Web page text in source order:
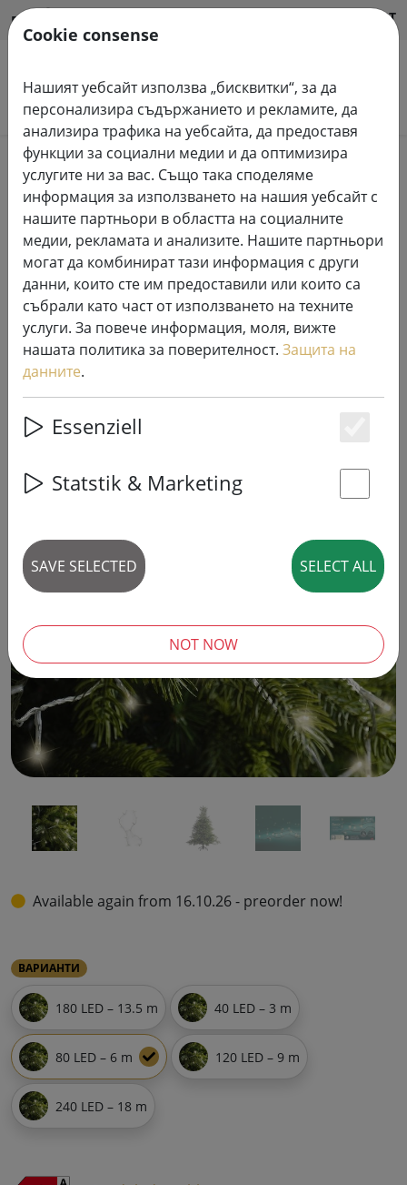
BG HILFE & SUPPORT
Търсене на продукти
Home Приказни светлини
Kaemingk Lumineo LED феерични
светлини Основни с димер 80
LED топло бяло на открито 6 м
прозрачни
‹ ›
Available again from 16.10.26 - preorder now!
ВАРИАНТИ
180 LED – 13.5 m 40 LED – 3 m
80 LED – 6 m 120 LED – 9 m
240 LED – 18 m
Cookie consense
Нашият уебсайт използва „бисквитки“, за да
персонализира съдържанието и рекламите, да
анализира трафика на уебсайта, да предоставя
функции за социални медии и да оптимизира
услугите ни за вас. Също така споделяме
информация за използването на нашия уебсайт с
нашите партньори в областта на социалните
медии, рекламата и анализите. Нашите партньори
могат да комбинират тази информация с други
данни, които сте им предоставили или които са
събрали като част от използването на техните
услуги. За повече информация, моля, вижте
нашата политика за поверителност. Защита на
данните.
Essenziell
Statstik & Marketing
SAVE SELECTED SELECT ALL
NOT NOW